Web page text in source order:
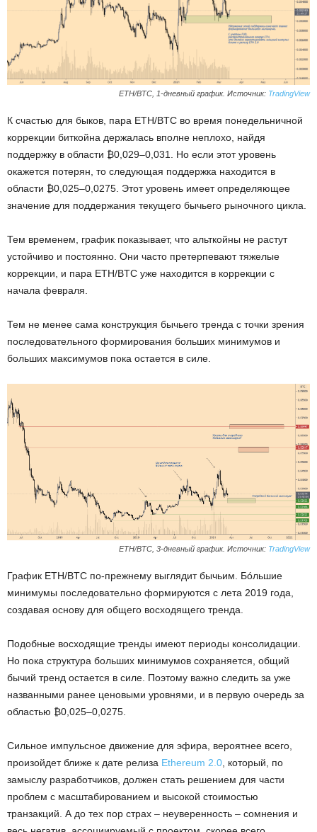
ETH/BTC, 1-дневный график. Источник: TradingView
К счастью для быков, пара ETH/BTC во время понедельничной
коррекции биткойна держалась вполне неплохо, найдя
поддержку в области ₿0,029–0,031. Но если этот уровень
окажется потерян, то следующая поддержка находится в
области ₿0,025–0,0275. Этот уровень имеет определяющее
значение для поддержания текущего бычьего рыночного цикла.
Тем временем, график показывает, что альткойны не растут
устойчиво и постоянно. Они часто претерпевают тяжелые
коррекции, и пара ETH/BTC уже находится в коррекции с
начала февраля.
Тем не менее сама конструкция бычьего тренда с точки зрения
последовательного формирования больших минимумов и
больших максимумов пока остается в силе.
ETH/BTC, 3-дневный график. Источник: TradingView
График ETH/BTC по-прежнему выглядит бычьим. Бóльшие
минимумы последовательно формируются с лета 2019 года,
создавая основу для общего восходящего тренда.
Подобные восходящие тренды имеют периоды консолидации.
Но пока структура больших минимумов сохраняется, общий
бычий тренд остается в силе. Поэтому важно следить за уже
названными ранее ценовыми уровнями, и в первую очередь за
областью ₿0,025–0,0275.
Сильное импульсное движение для эфира, вероятнее всего,
произойдет ближе к дате релиза Ethereum 2.0, который, по
замыслу разработчиков, должен стать решением для части
проблем с масштабированием и высокой стоимостью
транзакций. А до тех пор страх – неуверенность – сомнения и